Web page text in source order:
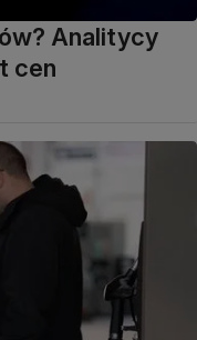
Analitycy
cen